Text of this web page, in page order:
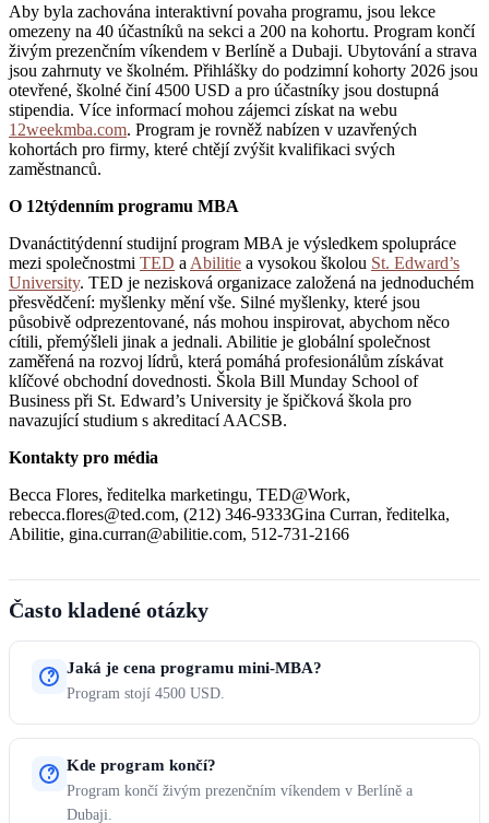
Aby byla zachována interaktivní povaha programu, jsou lekce
omezeny na 40 účastníků na sekci a 200 na kohortu. Program končí
živým prezenčním víkendem v Berlíně a Dubaji. Ubytování a strava
jsou zahrnuty ve školném. Přihlášky do podzimní kohorty 2026 jsou
otevřené, školné činí 4500 USD a pro účastníky jsou dostupná
stipendia. Více informací mohou zájemci získat na webu
12weekmba.com. Program je rovněž nabízen v uzavřených
kohortách pro firmy, které chtějí zvýšit kvalifikaci svých
zaměstnanců.
O 12týdenním programu MBA
Dvanáctitýdenní studijní program MBA je výsledkem spolupráce
mezi společnostmi TED a Abilitie a vysokou školou St. Edward’s
University. TED je nezisková organizace založená na jednoduchém
přesvědčení: myšlenky mění vše. Silné myšlenky, které jsou
působivě odprezentované, nás mohou inspirovat, abychom něco
cítili, přemýšleli jinak a jednali. Abilitie je globální společnost
zaměřená na rozvoj lídrů, která pomáhá profesionálům získávat
klíčové obchodní dovednosti. Škola Bill Munday School of
Business při St. Edward’s University je špičková škola pro
navazující studium s akreditací AACSB.
Kontakty pro média
Becca Flores, ředitelka marketingu, TED@Work,
rebecca.flores@ted.com, (212) 346-9333Gina Curran, ředitelka,
Abilitie, gina.curran@abilitie.com, 512-731-2166
Často kladené otázky
Jaká je cena programu mini-MBA?
Program stojí 4500 USD.
Kde program končí?
Program končí živým prezenčním víkendem v Berlíně a
Dubaji.